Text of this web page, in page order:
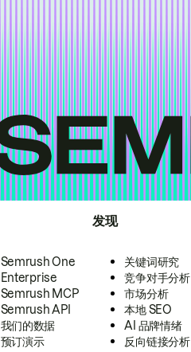
Semrush One
Enterprise
Semrush MCP
Semrush API
我们的数据
预订演示
发现
关键词研究
竞争对手分析
市场分析
本地 SEO
AI 品牌情绪
反向链接分析